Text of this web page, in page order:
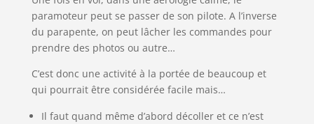
paramoteur peut se passer de son pilote. A l’inverse
du parapente, on peut lâcher les commandes pour
prendre des photos ou autre…
C’est donc une activité à la portée de beaucoup et
qui pourrait être considérée facile mais…
Il faut quand même d’abord décoller et ce n’est